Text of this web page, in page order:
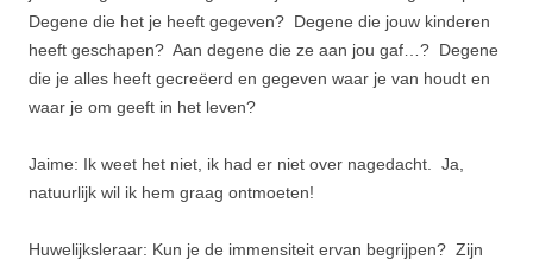
Degene die het je heeft gegeven? Degene die jouw kinderen
heeft geschapen? Aan degene die ze aan jou gaf…? Degene
die je alles heeft gecreëerd en gegeven waar je van houdt en
waar je om geeft in het leven?
Jaime: Ik weet het niet, ik had er niet over nagedacht. Ja,
natuurlijk wil ik hem graag ontmoeten!
Huwelijksleraar: Kun je de immensiteit ervan begrijpen? Zijn